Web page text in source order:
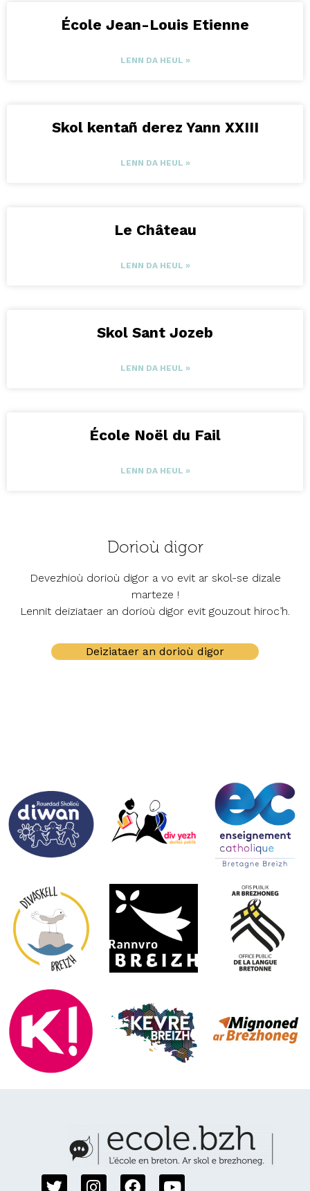
École Jean-Louis Etienne
LENN DA HEUL »
Skol kentañ derez Yann XXIII
LENN DA HEUL »
Le Château
LENN DA HEUL »
Skol Sant Jozeb
LENN DA HEUL »
École Noël du Fail
LENN DA HEUL »
Dorioù digor
Devezhioù dorioù digor a vo evit ar skol-se dizale
marteze !
Lennit deiziataer an dorioù digor evit gouzout hiroc’h.
Deiziataer an dorioù digor